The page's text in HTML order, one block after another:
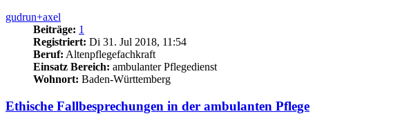
gudrun+axel
Beiträge: 1
Registriert: Di 31. Jul 2018, 11:54
Beruf: Altenpflegefachkraft
Einsatz Bereich: ambulanter Pflegedienst
Wohnort: Baden-Württemberg
Ethische Fallbesprechungen in der ambulanten Pflege